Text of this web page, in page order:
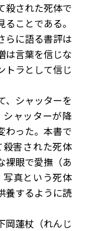
殺された死体で
ことである。
らに語る書評は
は言葉を信じな
トラとして信じ
、シャッターを
ャッターが降
わった。本書で
害された死体
裸眼で愛撫（あ
真という死体
養するように読
岡蓮杖（れんじ